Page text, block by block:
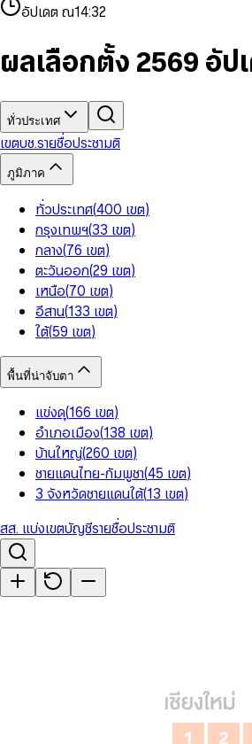
9 9
5
7
8
993
5
6
8
9
84
6
7
9
3
5
6
8
9
7
9
อัปเดต ณ14:32
ผลเลือกตั้ง 2569 อัป
ทั่วประเทศ
เขตบช.รายชื่อประชามติ
ภูมิภาค
ทั่วประเทศ(400 เขต)
กรุงเทพฯ(33 เขต)
กลาง(76 เขต)
ตะวันออก(29 เขต)
เหนือ(70 เขต)
อีสาน(133 เขต)
ใต้(59 เขต)
พื้นที่น่าจับตา
แข่งดุ(166 เขต)
อำเภอเมือง(138 เขต)
บ้านใหญ่(260 เขต)
ชายแดนไทย-กัมพูชา(45 เขต)
3 จังหวัดชายแดนใต้(13 เขต)
สส. แบ่งเขตบัญชีรายชื่อประชามติ